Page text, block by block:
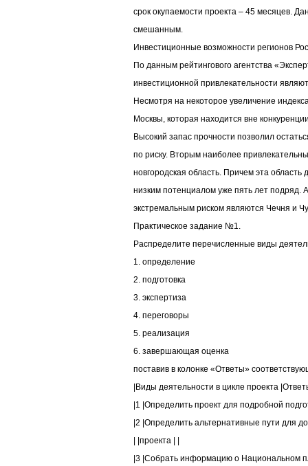
срок окупаемости проекта – 45 месяцев.
смешанным.
Инвестиционные возможности регионов
По данным рейтингового агентства
инвестиционной привлекательности
Несмотря на некоторое увеличение
Москвы, которая находится вне
Высокий запас прочности позволил
по риску. Вторым наиболее
новгородская область. Причем эта область
низким потенциалом уже пять лет подряд.
экстремальным риском являются Чечня и
Практическое задание №1.
Распределите перечисленные виды
1. определение
2. подготовка
3. экспертиза
4. переговоры
5. реализация
6. завершающая оценка
поставив в колонке «Ответы»
|Виды деятельности в цикле проекта
|1 |Определить проект для подробной
|2 |Определить альтернативные пути для
| |проекта | |
|3 |Собрать информацию о Национальном